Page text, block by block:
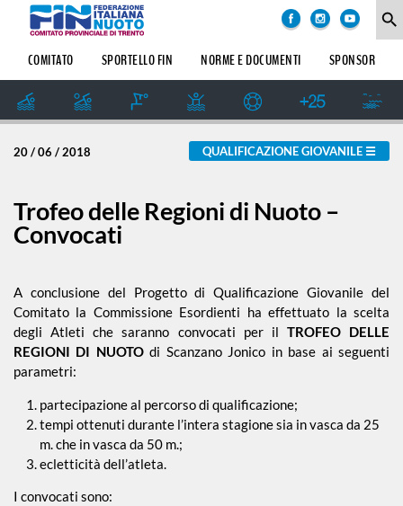
COMITATO SPORTELLO FIN NORME E DOCUMENTI SPONSOR
search
QUALIFICAZIONE GIOVANILE
20 / 06 / 2018
Trofeo delle Regioni di Nuoto –
Convocati
A conclusione del Progetto di Qualificazione Giovanile del
Comitato la Commissione Esordienti ha effettuato la scelta
degli Atleti che saranno convocati per ilTROFEO DELLE
REGIONI DI NUOTOdi Scanzano Jonico in base ai seguenti
parametri:
partecipazione al percorso di qualificazione;
tempi ottenuti durante l’intera stagione sia in vasca da 25
m. che in vasca da 50 m.;
ecletticità dell’atleta.
I convocati sono:
degli
argomenti
notizie:
Amatoriale
Dalle Società
Formazione
News
Pallanuoto
Piscina 50 m
COMITATO
SETTORE
IMPIANTI
SPORTIVI
SPORTIVO
STORIA